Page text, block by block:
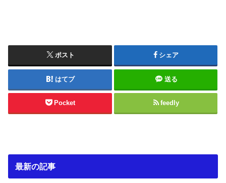
ポスト シェア
はてブ 送る
Pocket feedly
最新の記事